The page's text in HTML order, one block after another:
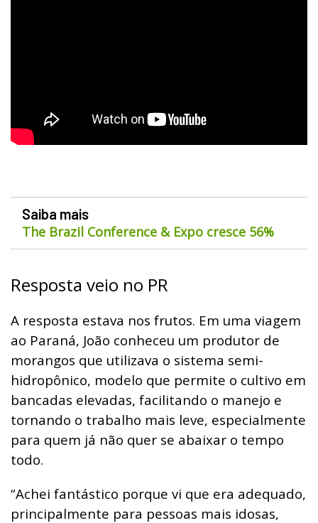
Saiba mais
The Brazil Conference & Expo cresce 56%
Resposta veio no PR
A resposta estava nos frutos. Em uma viagem
ao Paraná, João conheceu um produtor de
morangos que utilizava o sistema semi-
hidropônico, modelo que permite o cultivo em
bancadas elevadas, facilitando o manejo e
tornando o trabalho mais leve, especialmente
para quem já não quer se abaixar o tempo
todo.
“Achei fantástico porque vi que era adequado,
principalmente para pessoas mais idosas,